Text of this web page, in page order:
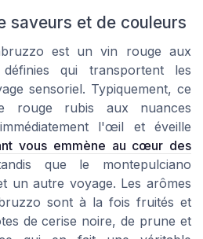
saveurs et de couleurs
est un vin rouge aux
définies qui transportent les
sensoriel. Typiquement, ce
rouge rubis aux nuances
l'œil et éveille
vous emmène au cœur des
que le montepulciano
un autre voyage. Les arômes
sont à la fois fruités et
de cerise noire, de prune et